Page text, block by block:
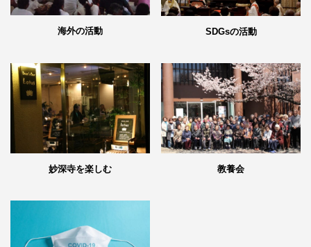
海外の活動 SDGsの活動
妙深寺を楽しむ 教養会